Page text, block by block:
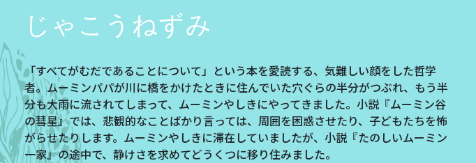
じゃこうねずみ
「すべてがむだであることについて」という本を愛読する、気難しい顔をした哲学
者。ムーミンパパが川に橋をかけたときに住んでいた穴ぐらの半分がつぶれ、もう半
分も大雨に流されてしまって、ムーミンやしきにやってきました。小説『ムーミン谷
の彗星』では、悲観的なことばかり言っては、周囲を困惑させたり、子どもたちを怖
がらせたりします。ムーミンやしきに滞在していましたが、小説『たのしいムーミン
一家』の途中で、静けさを求めてどうくつに移り住みました。